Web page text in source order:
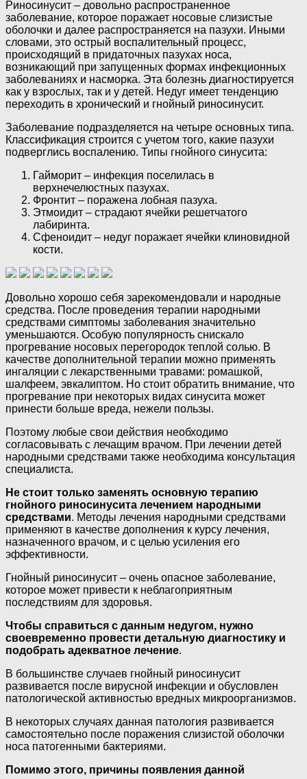
Риносинусит – довольно распространенное
заболевание, которое поражает носовые слизистые
оболочки и далее распространяется на пазухи. Иными
словами, это острый воспалительный процесс,
происходящий в придаточных пазухах носа,
возникающий при запущенных формах инфекционных
заболеваниях и насморка. Эта болезнь диагностируется
как у взрослых, так и у детей. Недуг имеет тенденцию
переходить в хронический и гнойный риносинусит.
Заболевание подразделяется на четыре основных типа.
Классификация строится с учетом того, какие пазухи
подверглись воспалению. Типы гнойного синусита:
Гайморит – инфекция поселилась в
верхнечелюстных пазухах.
Фронтит – поражена лобная пазуха.
Этмоидит – страдают ячейки решетчатого
лабиринта.
Сфеноидит – недуг поражает ячейки клиновидной
кости.
Довольно хорошо себя зарекомендовали и народные
средства. После проведения терапии народными
средствами симптомы заболевания значительно
уменьшаются. Особую популярность снискало
прогревание носовых перегородок теплой солью. В
качестве дополнительной терапии можно применять
ингаляции с лекарственными травами: ромашкой,
шалфеем, эвкалиптом. Но стоит обратить внимание, что
прогревание при некоторых видах синусита может
принести больше вреда, нежели пользы.
Поэтому любые свои действия необходимо
согласовывать с лечащим врачом. При лечении детей
народными средствами также необходима консультация
специалиста.
Не стоит только заменять основную терапию
гнойного риносинусита лечением народными
средствами. Методы лечения народными средствами
применяют в качестве дополнения к курсу лечения,
назначенного врачом, и с целью усиления его
эффективности.
Гнойный риносинусит – очень опасное заболевание,
которое может привести к неблагоприятным
последствиям для здоровья.
Чтобы справиться с данным недугом, нужно
своевременно провести детальную диагностику и
подобрать адекватное лечение.
В большинстве случаев гнойный риносинусит
развивается после вирусной инфекции и обусловлен
патологической активностью вредных микроорганизмов.
В некоторых случаях данная патология развивается
самостоятельно после поражения слизистой оболочки
носа патогенными бактериями.
Помимо этого, причины появления данной